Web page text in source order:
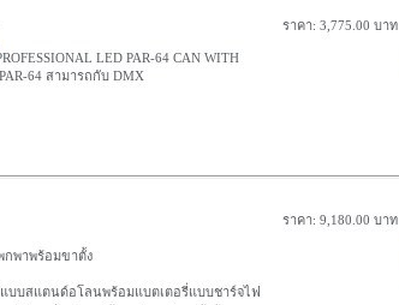
LED PAR-64 CAN WITH
64 สามารถกับ DMX
ราคา: 3,775.00 บาท
กพาพร้อมขาตั้ง
แบบสแตนด์อโลนพร้อมแบตเตอรี่แบบชาร์จไฟ
ราคา: 9,180.00 บาท